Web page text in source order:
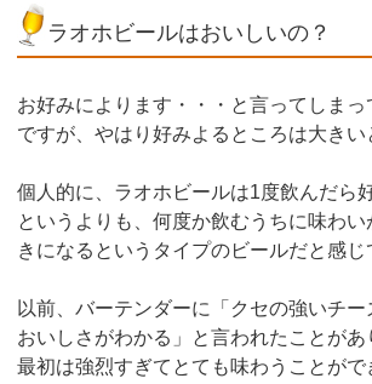
ラオホビールはおいしいの？
お好みによります・・・と言ってしま
ですが、やはり好みよるところは大きい
個人的に、ラオホビールは1度飲んだら
というよりも、何度か飲むうちに味わ
きになるというタイプのビールだと感じ
以前、バーテンダーに「クセの強いチー
おいしさがわかる」と言われたことがあ
最初は強烈すぎてとても味わうことが